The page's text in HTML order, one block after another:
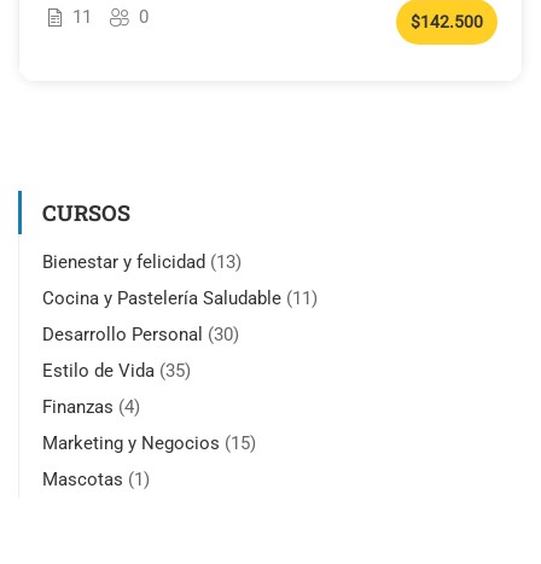
11 0 $142.500
CURSOS
Bienestar y felicidad (13)
Cocina y Pastelería Saludable (11)
Desarrollo Personal (30)
Estilo de Vida (35)
Finanzas (4)
Marketing y Negocios (15)
Mascotas (1)